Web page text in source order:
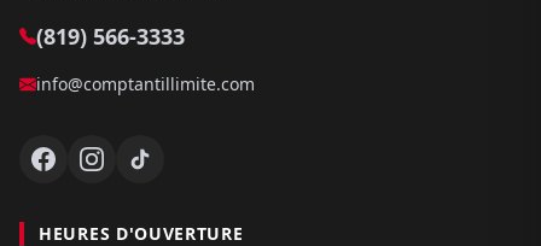
(819) 566-3333
info@comptantillimite.com
HEURES D'OUVERTURE